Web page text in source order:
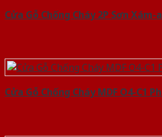
Cửa Gỗ Chống Cháy 2P Sơn Xám-
Cửa Gỗ Chống Cháy MDF O4-C1